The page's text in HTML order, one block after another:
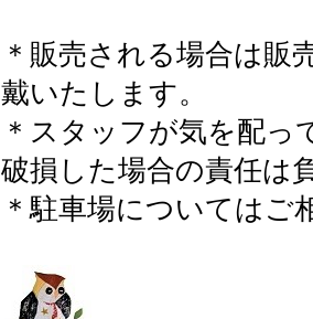
＊販売される場合は販
戴いたします。
＊スタッフが気を配っ
破損した場合の責任は
＊駐車場についてはご